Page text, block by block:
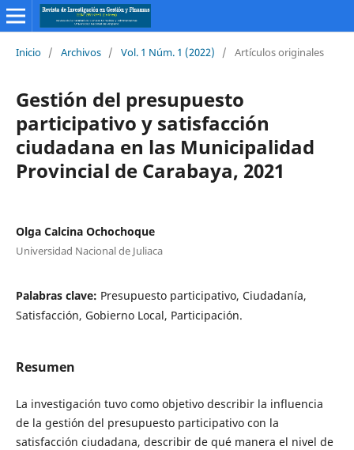
Inicio / Archivos / Vol. 1 Núm. 1 (2022) / Artículos originales
Gestión del presupuesto
participativo y satisfacción
ciudadana en las Municipalidad
Provincial de Carabaya, 2021
Olga Calcina Ochochoque
Universidad Nacional de Juliaca
Palabras clave: Presupuesto participativo, Ciudadanía,
Satisfacción, Gobierno Local, Participación.
Resumen
La investigación tuvo como objetivo describir la influencia
de la gestión del presupuesto participativo con la
satisfacción ciudadana, describir de qué manera el nivel de